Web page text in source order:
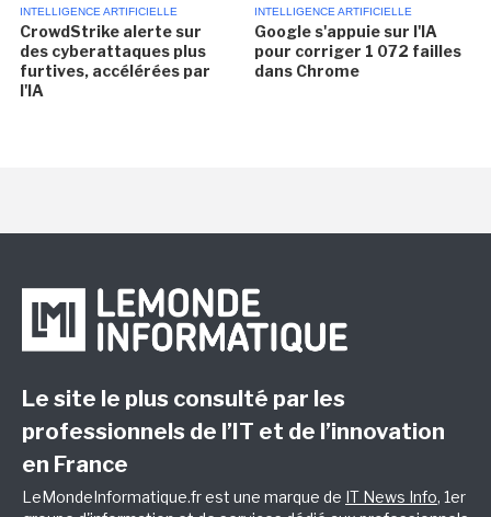
INTELLIGENCE ARTIFICIELLE
CrowdStrike alerte sur
des cyberattaques plus
furtives, accélérées par
l'IA
INTELLIGENCE ARTIFICIELLE
Google s'appuie sur l'IA
pour corriger 1 072 failles
dans Chrome
Le site le plus consulté par les
professionnels de l’IT et de l’innovation
en France
LeMondeInformatique.fr est une marque de IT News Info, 1er